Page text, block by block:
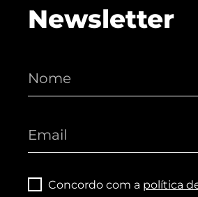
Newsletter
Concordo com a política